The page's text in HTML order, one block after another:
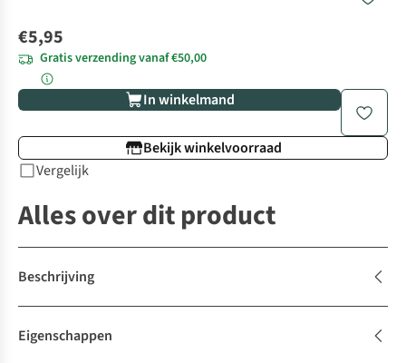
€5,95
Gratis verzending vanaf €50,00
In winkelmand
Bekijk winkelvoorraad
Vergelijk
Alles over dit product
Beschrijving
Eigenschappen